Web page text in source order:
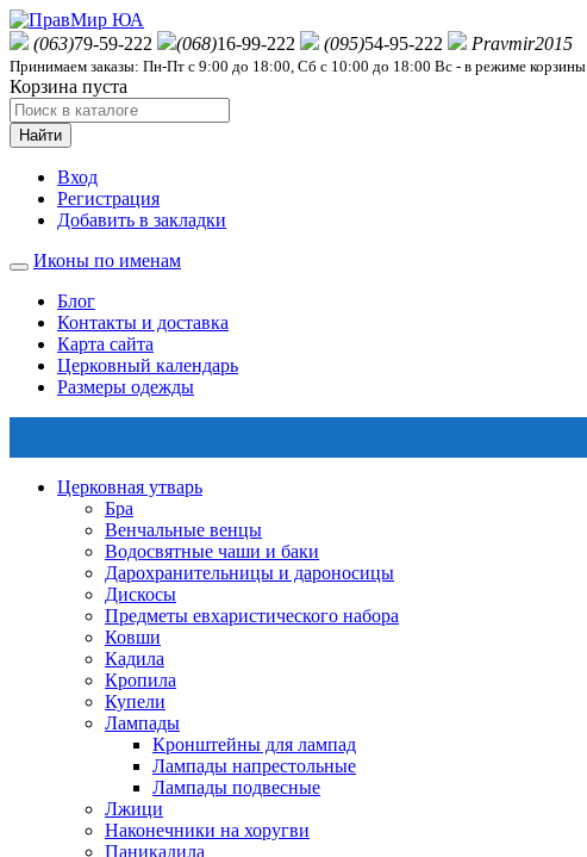
(063)79-59-222 (068)16-99-222 (095)54-95-222 Pravmir2015
Принимаем заказы: Пн-Пт с 9:00 до 18:00, Сб с 10:00 до 18:00 Вс - в режиме корзины
Корзина пуста
Найти
Вход
Регистрация
Добавить в закладки
Иконы по именам
Блог
Контакты и доставка
Карта сайта
Церковный календарь
Размеры одежды
Церковная утварь
Бра
Венчальные венцы
Водосвятные чаши и баки
Дарохранительницы и дароносицы
Дискосы
Предметы евхаристического набора
Ковши
Кадила
Кропила
Купели
Лампады
Кронштейны для лампад
Лампады напрестольные
Лампады подвесные
Лжици
Наконечники на хоругви
Паникадила